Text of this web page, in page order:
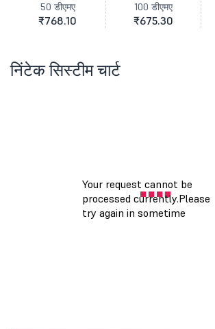
50 डीएमए
₹768.10
100 डीएमए
₹675.30
निंटेक सिस्टीम चार्ट